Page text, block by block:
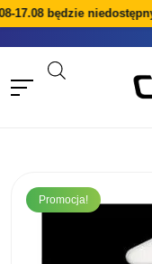
17.08 będzie
Promocja!